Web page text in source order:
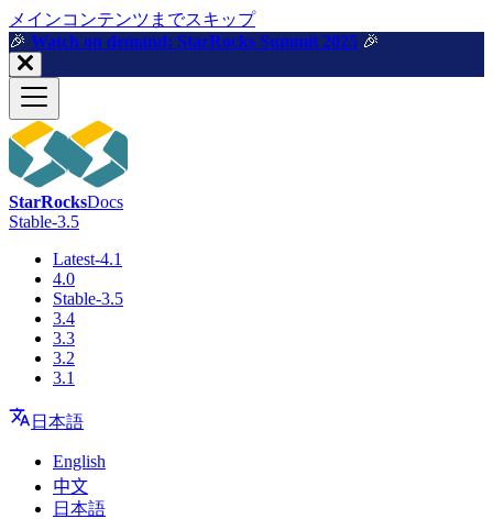
メインコンテンツまでスキップ
🎉️ Watch on demand: StarRocks Summit 2025 🎉️
StarRocksDocs
Stable-3.5
Latest-4.1
4.0
Stable-3.5
3.4
3.3
3.2
3.1
日本語
English
中文
日本語